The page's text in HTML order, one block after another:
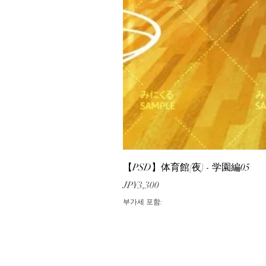
【PSD】体育館(夜) - 学園編05
가격
JP¥3,300
부가세 포함: